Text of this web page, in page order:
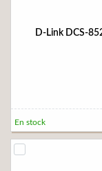
D-Link DCS-
En stock